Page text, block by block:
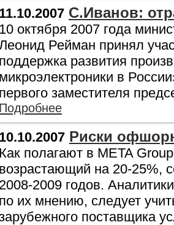
11.10.2007 С.Иванов:
10 октября 2007 года
Рейман принял
поддержка развития
микроэлектроники в
первого заместителя
Подробнее
10.10.2007 Риски
Как полагают в META
возрастающий на 20-25%,
2008-2009 годов.
по их мнению, следует
поставщика